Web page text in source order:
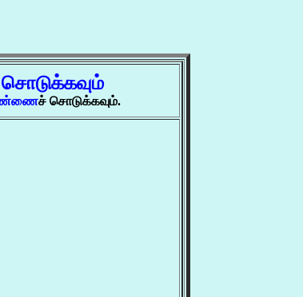
எண்ணைச் சொடுக்கவும்.